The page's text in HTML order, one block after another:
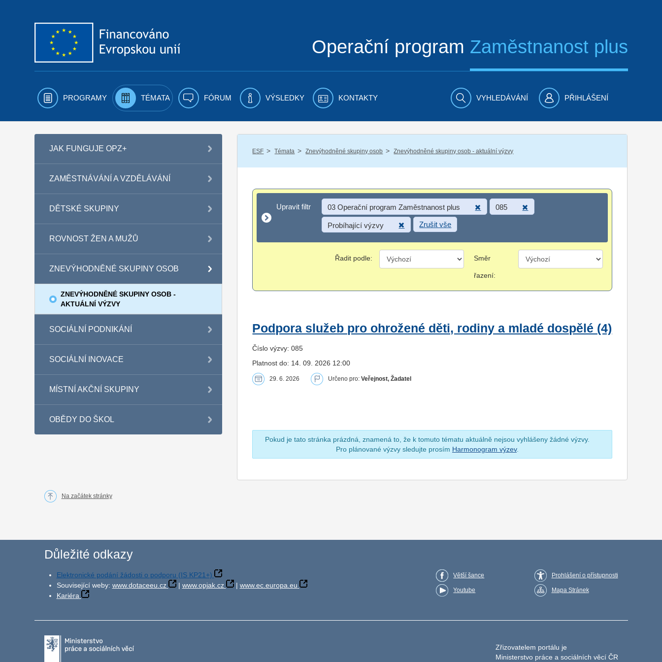
Operační program Zaměstnanost plus
PROGRAMY TÉMATA FÓRUM VÝSLEDKY KONTAKTY VYHLEDÁVÁNÍ PŘIHLÁŠENÍ
JAK FUNGUJE OPZ+
ZAMĚSTNÁVÁNÍ A VZDĚLÁVÁNÍ
DĚTSKÉ SKUPINY
ROVNOST ŽEN A MUŽŮ
ZNEVÝHODNĚNÉ SKUPINY OSOB
ZNEVÝHODNĚNÉ SKUPINY OSOB -
AKTUÁLNÍ VÝZVY
SOCIÁLNÍ PODNIKÁNÍ
SOCIÁLNÍ INOVACE
MÍSTNÍ AKČNÍ SKUPINY
OBĚDY DO ŠKOL
ESF / Témata / Znevýhodněné skupiny osob / Znevýhodněné skupiny osob - aktuální výzvy
Upravit filtr
Upravit filtr 03 Operační program Zaměstnanost plus 085
Probíhající výzvy Zrušit vše
Řadit podle: Směr
řazení:
Podpora služeb pro ohrožené děti, rodiny a mladé dospělé (4)
Číslo výzvy: 085
Platnost do: 14. 09. 2026 12:00
29. 6. 2026 Určeno pro:Veřejnost, Žadatel
Pokud je tato stránka prázdná, znamená to, že k tomuto tématu aktuálně nejsou vyhlášeny žádné výzvy.
Pro plánované výzvy sledujte prosím Harmonogram výzev.
Na začátek stránky
Důležité odkazy
Elektronické podání žádosti o podporu (IS KP21+)
Související weby: www.dotaceeu.cz | www.opjak.cz | www.ec.europa.eu
Kariéra
Větší šance
Youtube
Prohlášení o přístupnosti
Mapa Stránek
Zřizovatelem portálu je
Ministerstvo práce a sociálních věcí ČR